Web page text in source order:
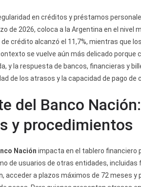
en créditos y préstamos
de 2026, coloca a la Argentina en el nivel
crédito alcanzó el 11,7%, mientras que
se vuelve aún más delicado porque
y la respuesta de bancos, financieras y
de los atrasos y la capacidad de pago de
del Banco
y procedimientos
Nación impacta en el tablero financiero
de usuarios de otras entidades,
acceder a plazos máximos de 72 meses y